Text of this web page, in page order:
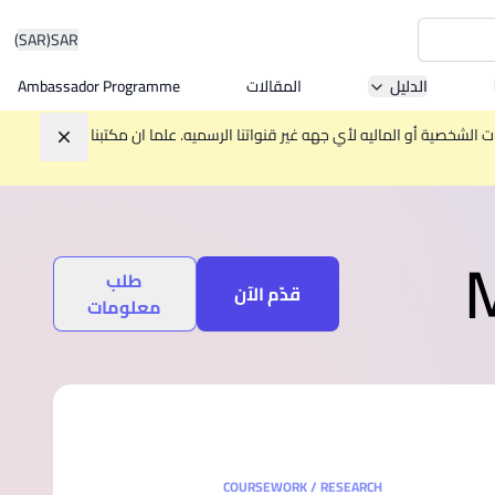
SAR
(SAR)
Asia
الدليل المقالات
Ambassador Programme
أو الماليه لأي جهه غير قنواتنا الرسميه. علما ان مكتبنا
تجاهل
قدّم الآن
طلب
معلومات
COURSEWORK / RESEARCH